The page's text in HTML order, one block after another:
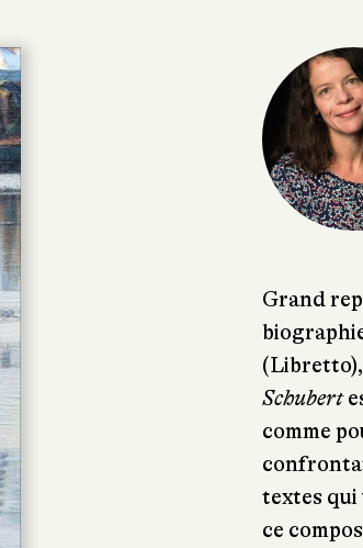
Grand
(Libretto),
Schubert
comme
textes qui
ce